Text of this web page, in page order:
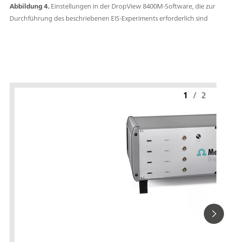
Abbildung 4.Einstellungen in der DropView 8400M-Software, die zur
Durchführung des beschriebenen EIS-Experiments erforderlich sind
1 / 2